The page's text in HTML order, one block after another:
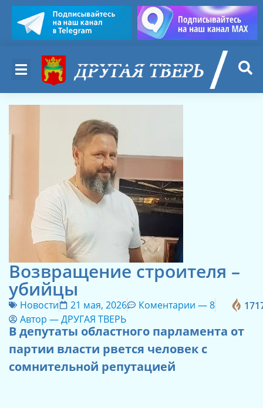
Возвращение строителя –
убийцы
Новости 21 мая, 2026 Коментарии —8
Автор —ДРУГАЯ ТВЕРЬ
В депутаты областного парламента от
партии власти рвется человек с
сомнительной репутацией